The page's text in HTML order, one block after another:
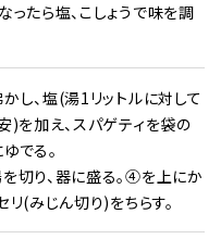
ったら塩、こしょうで味を調
し、塩(湯1リットルに対して
)を加え、スパゲティを袋の
でる。
切り、器に盛る。④を上にか
リ(みじん切り)をちらす。